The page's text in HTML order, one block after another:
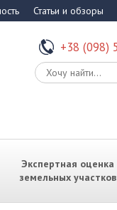
Статьи и обзоры
+38 (098)
Экспертная оценка
земельных участков